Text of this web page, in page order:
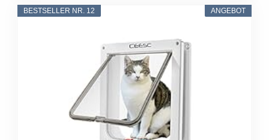
ANGEBOT
BESTSELLER NR. 12